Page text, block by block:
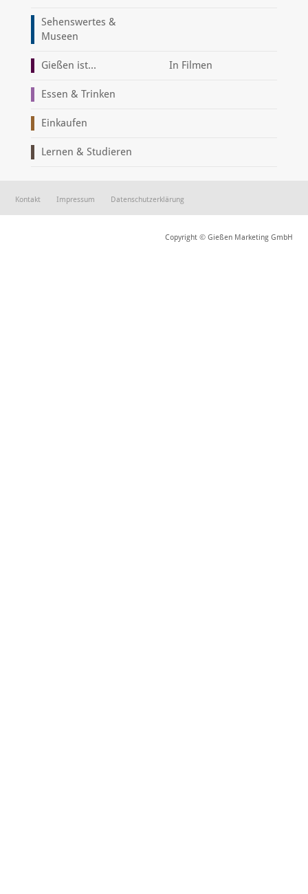
Sehenswertes &
Museen
Gießen ist... In Filmen
Essen & Trinken
Einkaufen
Lernen & Studieren
Kontakt Impressum Datenschutzerklärung
Copyright © Gießen Marketing GmbH